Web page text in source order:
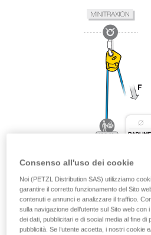
Consenso all'uso dei cookie
Noi (PETZL Distribution SAS) utilizziamo
garantire il corretto funzionamento del Sito
contenuti e annunci e analizzare il traffico.
sulla navigazione dell’utente sul Sito web
dei dati, pubblicitari e di social media al fine
pubblicità. Se l’utente accetta, i nostri cookie